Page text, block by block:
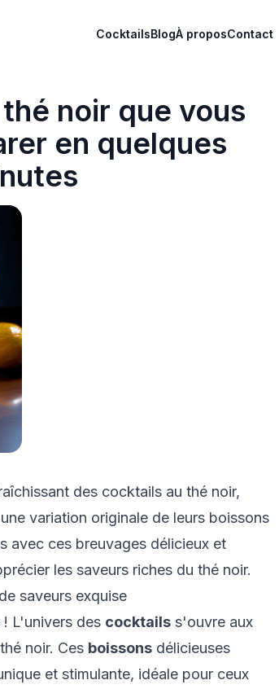
CocktailsBlogÀ proposContact
noir que vous
en quelques
des cocktails au thé noir,
variation originale de leurs boissons
avec ces breuvages délicieux et
les saveurs riches du thé noir.
saveurs exquise
L'univers des cocktails s'ouvre aux
noir. Ces boissons délicieuses
et stimulante, idéale pour ceux